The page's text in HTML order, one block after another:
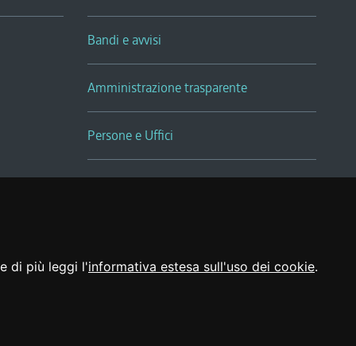
di più leggi l'informativa estesa sull'uso dei cookie.
Bandi e avvisi
Amministrazione trasparente
Persone e Uffici
Sala Tiziano Tessitori
Realizzato da